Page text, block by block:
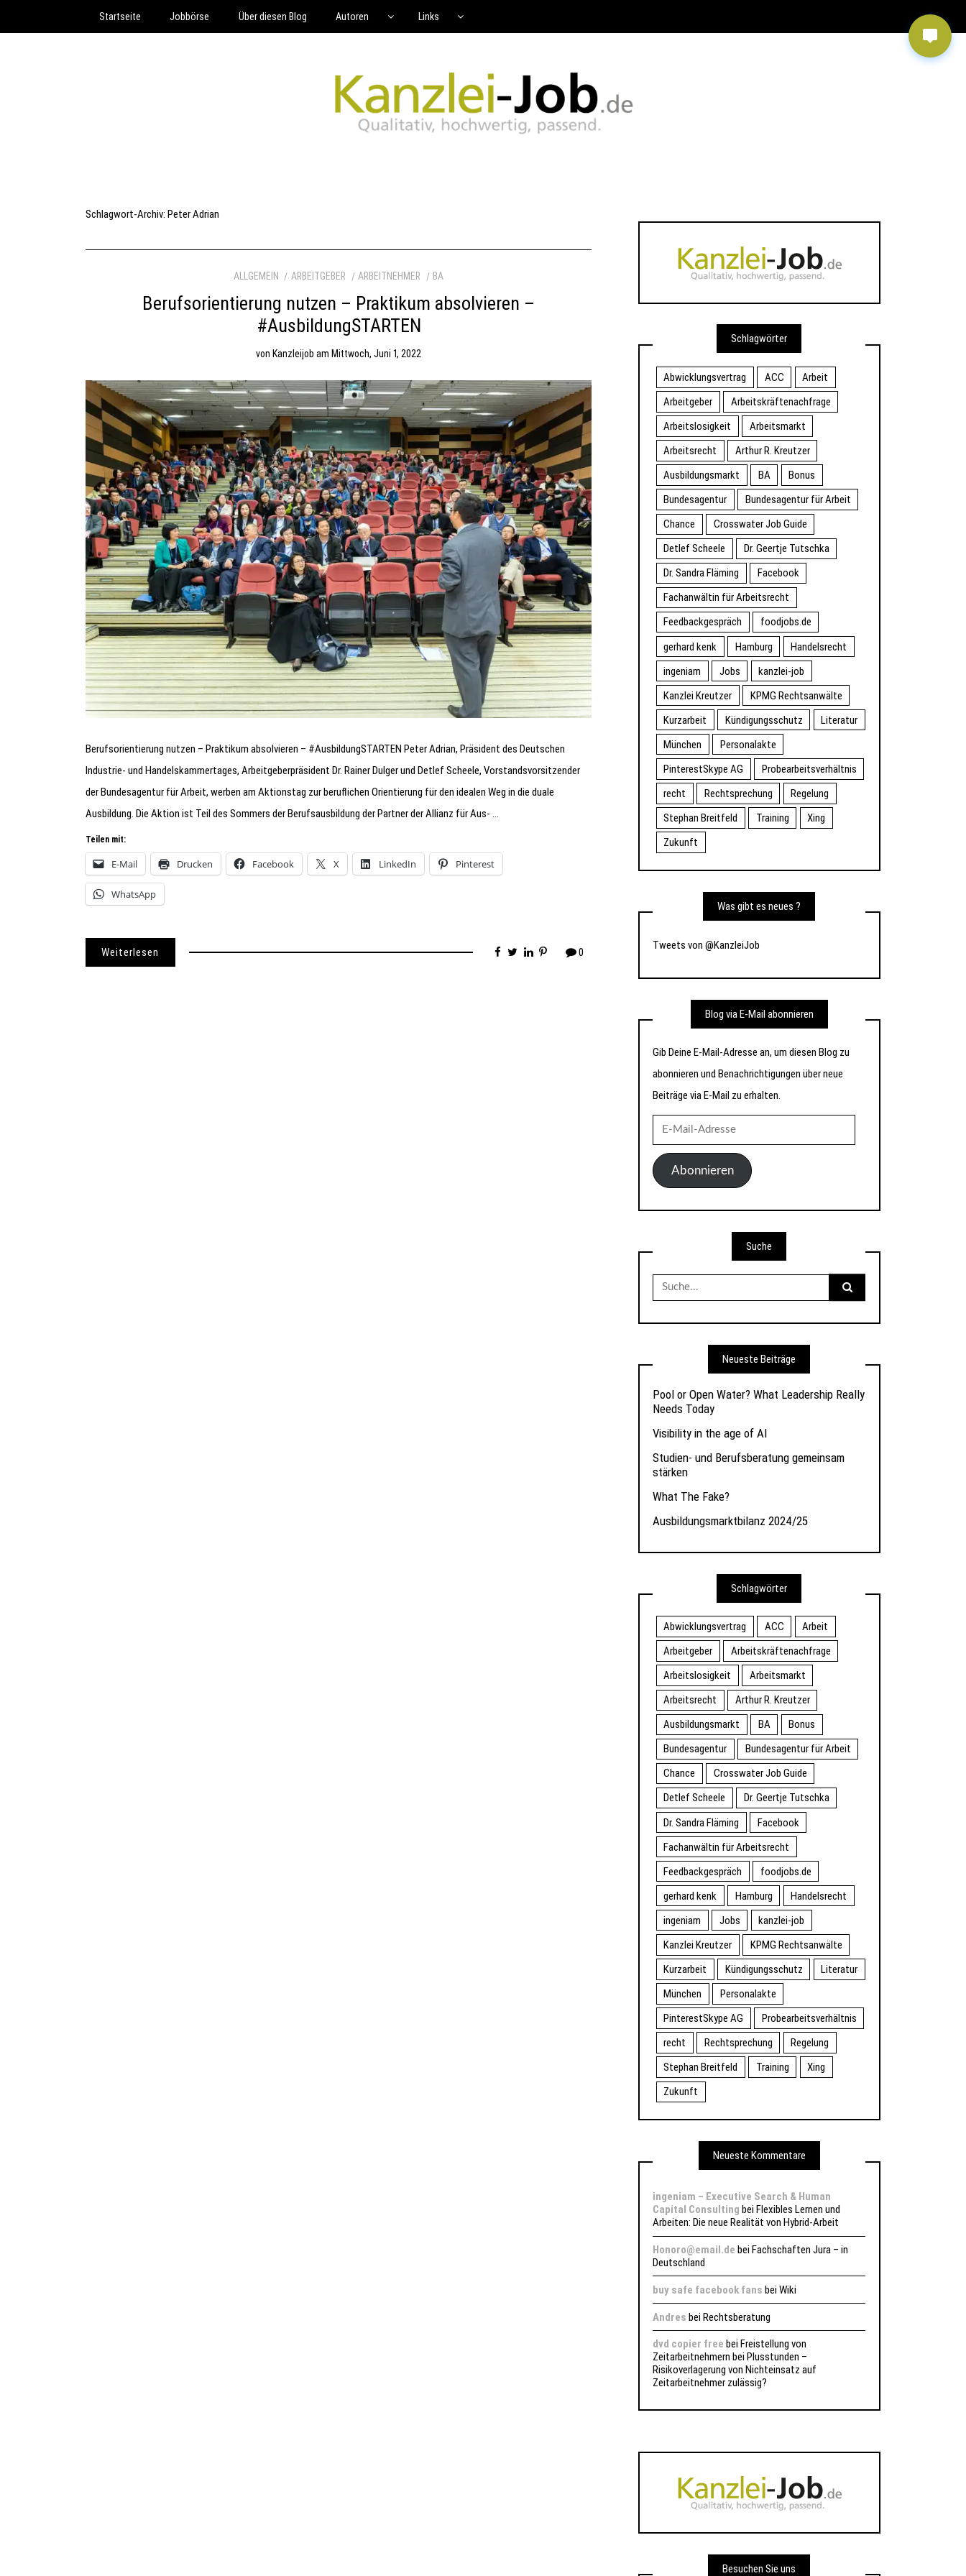
Startseite Jobbörse Über diesen Blog Autoren Links
Schlagwort-Archiv: Peter Adrian
ALLGEMEIN ARBEITGEBER ARBEITNEHMER BA
Berufsorientierung nutzen – Praktikum absolvieren –
#AusbildungSTARTEN
von Kanzleijob am Mittwoch, Juni 1, 2022
Berufsorientierung nutzen – Praktikum absolvieren – #AusbildungSTARTEN Peter Adrian, Präsident des Deutschen
Industrie- und Handelskammertages, Arbeitgeberpräsident Dr. Rainer Dulger und Detlef Scheele, Vorstandsvorsitzender
der Bundesagentur für Arbeit, werben am Aktionstag zur beruflichen Orientierung für den idealen Weg in die duale
Ausbildung. Die Aktion ist Teil des Sommers der Berufsausbildung der Partner der Allianz für Aus- …
Teilen mit:
E-Mail Drucken Facebook X LinkedIn Pinterest
WhatsApp
Weiterlesen 0
Schlagwörter
Abwicklungsvertrag ACC
Arbeit
Arbeitgeber
Arbeitskräftenachfrage
Arbeitslosigkeit
Arbeitsmarkt
Arbeitsrecht
Arthur R. Kreutzer
Ausbildungsmarkt
BA
Bonus
Bundesagentur
Bundesagentur für Arbeit
Chance
Crosswater Job Guide
Detlef Scheele
Dr. Geertje Tutschka
Dr. Sandra Fläming
Facebook
Fachanwältin für Arbeitsrecht
Feedbackgespräch
foodjobs.de
gerhard kenk
Hamburg
Handelsrecht
ingeniam
Jobs
kanzlei-job
Kanzlei Kreutzer
KPMG Rechtsanwälte
Kurzarbeit
Kündigungsschutz
Literatur
München
Personalakte
PinterestSkype AG
Probearbeitsverhältnis
recht
Rechtsprechung
Regelung
Stephan Breitfeld
Training
Xing
Zukunft
Was gibt es neues ?
Tweets von @KanzleiJob
Blog via E-Mail abonnieren
Gib Deine E-Mail-Adresse an, um diesen Blog zu
abonnieren und Benachrichtigungen über neue
Beiträge via E-Mail zu erhalten.
Mail-
AdresseAbonnieren
Suche
Suche
nach:
Neueste Beiträge
Pool or Open Water? What Leadership Really
Needs Today
Visibility in the age of AI
Studien- und Berufsberatung gemeinsam
stärken
What The Fake?
Ausbildungsmarktbilanz 2024/25
Schlagwörter
Abwicklungsvertrag ACC
Arbeit
Arbeitgeber
Arbeitskräftenachfrage
Arbeitslosigkeit
Arbeitsmarkt
Arbeitsrecht
Arthur R. Kreutzer
Ausbildungsmarkt
BA
Bonus
Bundesagentur
Bundesagentur für Arbeit
Chance
Crosswater Job Guide
Detlef Scheele
Dr. Geertje Tutschka
Dr. Sandra Fläming
Facebook
Fachanwältin für Arbeitsrecht
Feedbackgespräch
foodjobs.de
gerhard kenk
Hamburg
Handelsrecht
ingeniam
Jobs
kanzlei-job
Kanzlei Kreutzer
KPMG Rechtsanwälte
Kurzarbeit
Kündigungsschutz
Literatur
München
Personalakte
PinterestSkype AG
Probearbeitsverhältnis
recht
Rechtsprechung
Regelung
Stephan Breitfeld
Training
Xing
Zukunft
Neueste Kommentare
ingeniam – Executive Search & Human
Capital Consulting bei Flexibles Lernen und
Arbeiten: Die neue Realität von Hybrid-Arbeit
Honoro@email.de beiFachschaften Jura – in
Deutschland
buy safe facebook fans beiWiki
Andres beiRechtsberatung
dvd copier free bei Freistellung von
Zeitarbeitnehmern bei Plusstunden –
Risikoverlagerung von Nichteinsatz auf
Zeitarbeitnehmer zulässig?
Besuchen Sie uns